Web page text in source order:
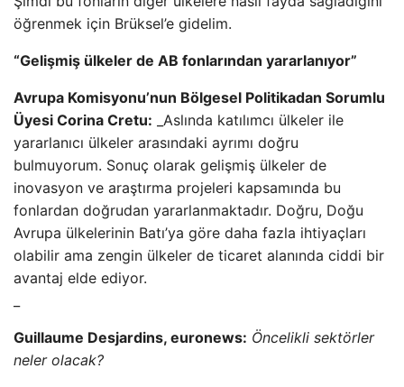
öğrenmek için Brüksel’e gidelim.
“Gelişmiş ülkeler de AB fonlarından yararlanıyor”
Avrupa Komisyonu’nun Bölgesel Politikadan Sorumlu
Üyesi Corina Cretu: _Aslında katılımcı ülkeler ile
yararlanıcı ülkeler arasındaki ayrımı doğru
bulmuyorum. Sonuç olarak gelişmiş ülkeler de
inovasyon ve araştırma projeleri kapsamında bu
fonlardan doğrudan yararlanmaktadır. Doğru, Doğu
Avrupa ülkelerinin Batı’ya göre daha fazla ihtiyaçları
olabilir ama zengin ülkeler de ticaret alanında ciddi bir
avantaj elde ediyor.
Guillaume Desjardins, euronews: Öncelikli sektörler
neler olacak?